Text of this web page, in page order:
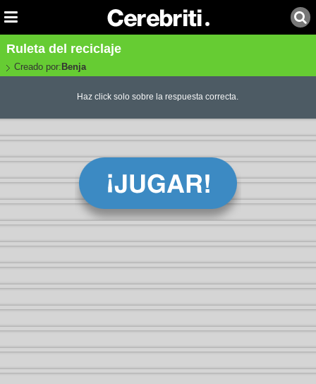
Ruleta del reciclaje
Creado por: Benja
Haz click solo sobre la respuesta correcta.